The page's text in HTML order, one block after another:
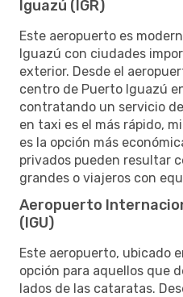
Iguazú (IGR)
Este aeropuerto es
Iguazú con ciudades
exterior. Desde el
centro de Puerto Iguazú
contratando un servicio
en taxi es el más rápido,
es la opción más
privados pueden resultar
grandes o viajeros con
Aeropuerto
(IGU)
Este aeropuerto, ubicado
opción para aquellos que
lados de las cataratas.